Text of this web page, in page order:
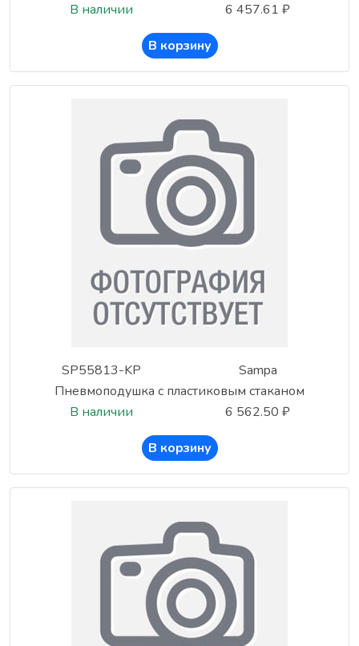
В наличии
6 457.61 ₽
В корзину
SP55813-KP
Sampa
Пневмоподушка с пластиковым стаканом
В наличии
6 562.50 ₽
В корзину